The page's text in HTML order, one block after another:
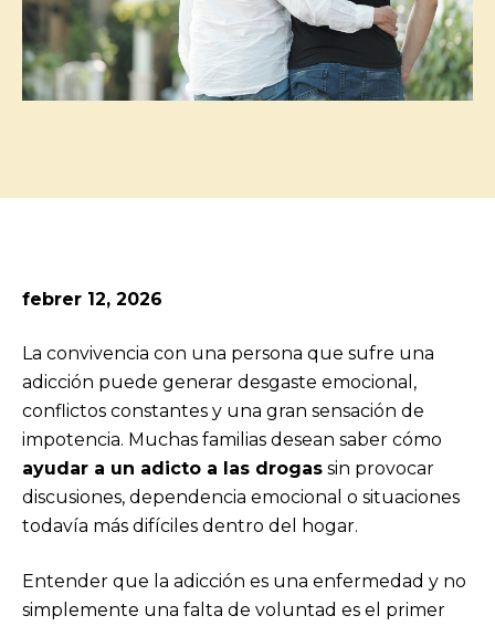
febrer 12, 2026
La convivencia con una persona que sufre una
adicción puede generar desgaste emocional,
conflictos constantes y una gran sensación de
impotencia. Muchas familias desean saber cómo
ayudar a un adicto a las drogas sin provocar
discusiones, dependencia emocional o situaciones
todavía más difíciles dentro del hogar.
Entender que la adicción es una enfermedad y no
simplemente una falta de voluntad es el primer